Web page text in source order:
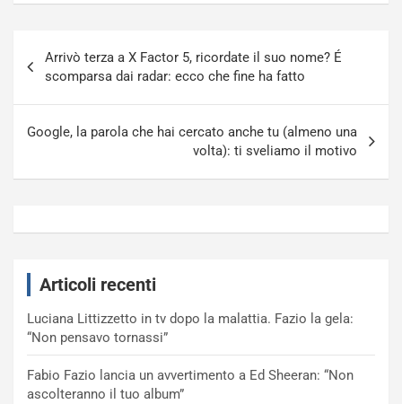
articoli
Arrivò terza a X Factor 5, ricordate il suo nome? É
scomparsa dai radar: ecco che fine ha fatto
Google, la parola che hai cercato anche tu (almeno una
volta): ti sveliamo il motivo
Articoli recenti
Luciana Littizzetto in tv dopo la malattia. Fazio la gela:
“Non pensavo tornassi”
Fabio Fazio lancia un avvertimento a Ed Sheeran: “Non
ascolteranno il tuo album”